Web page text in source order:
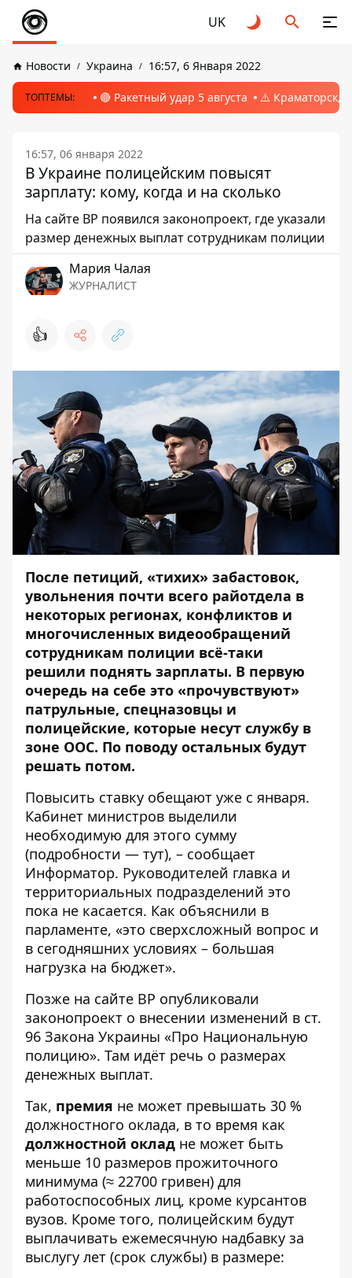
UK
Новости Украина 16:57, 6 Января 2022
ТОПТЕМЫ: 🔴 Ракетный удар 5 августа ⚠️ Краматорск,
16:57, 06 января 2022
В Украине полицейским повысят
зарплату: кому, когда и на сколько
На сайте ВР появился законопроект, где указали
размер денежных выплат сотрудникам полиции
Мария Чалая
ЖУРНАЛИСТ
👍
После петиций, «тихих» забастовок,
увольнения почти всего райотдела в
некоторых регионах, конфликтов и
многочисленных видеообращений
сотрудникам полиции всё-таки
решили поднять зарплаты. В первую
очередь на себе это «прочувствуют»
патрульные, спецназовцы и
полицейские, которые несут службу в
зоне ООС. По поводу остальных будут
решать потом.
Повысить ставку обещают уже с января.
Кабинет министров выделили
необходимую для этого сумму
(подробности — тут), – сообщает
Информатор. Руководителей главка и
территориальных подразделений это
пока не касается. Как объяснили в
парламенте, «это сверхсложный вопрос и
в сегодняшних условиях – большая
нагрузка на бюджет».
Позже на сайте ВР опубликовали
законопроект о внесении изменений в ст.
96 Закона Украины «Про Национальную
полицию». Там идёт речь о размерах
денежных выплат.
Так, премия не может превышать 30 %
должностного оклада, в то время как
должностной оклад не может быть
меньше 10 размеров прожиточного
минимума (≈ 22700 гривен) для
работоспособных лиц, кроме курсантов
вузов. Кроме того, полицейским будут
выплачивать ежемесячную надбавку за
выслугу лет (срок службы) в размере: